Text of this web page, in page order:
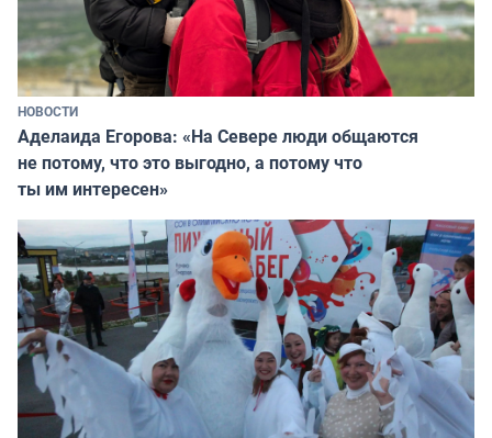
НОВОСТИ
Аделаида Егорова: «На Севере люди общаются
не потому, что это выгодно, а потому что
ты им интересен»